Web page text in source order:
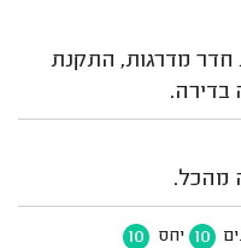
חדר מדרגות, התקנת
בדירה.
מהכל.
10 יחס 10